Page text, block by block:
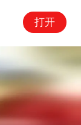
打开